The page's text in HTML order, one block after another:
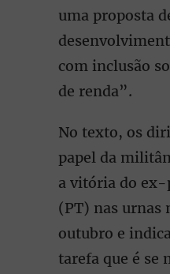
uma proposta
com inclusão
de renda”.
No texto, os
papel da
a vitória do
(PT) nas urnas
outubro e
tarefa que é se